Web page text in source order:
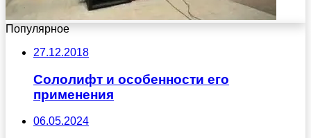
Популярное
27.12.2018
Сололифт и особенности его
применения
06.05.2024